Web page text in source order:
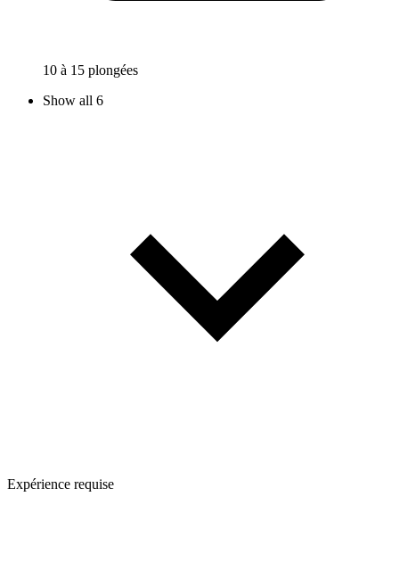
10 à 15 plongées
Show all 6
Expérience requise